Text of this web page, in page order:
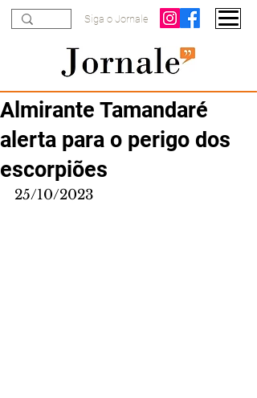
Siga o Jornale
Almirante Tamandaré
alerta para o perigo dos
escorpiões
25/10/2023